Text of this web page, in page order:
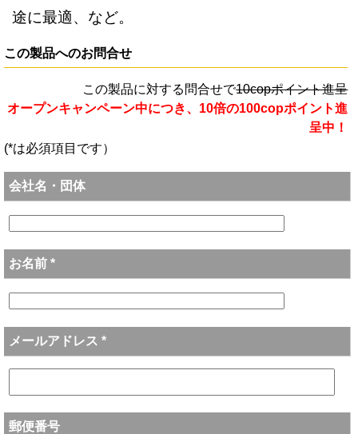
途に最適、など。
この製品へのお問合せ
この製品に対する問合せで10copポイント進呈
オープンキャンペーン中につき、10倍の100copポイント進
呈中！
(*は必須項目です）
会社名・団体
お名前 *
メールアドレス *
郵便番号